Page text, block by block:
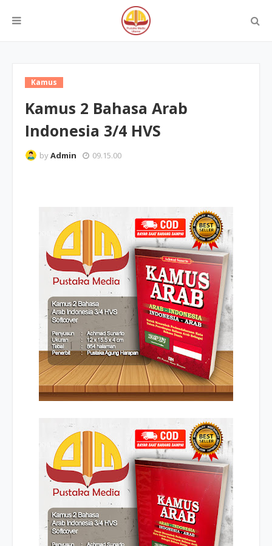
Kamus
Kamus 2 Bahasa Arab
Indonesia 3/4 HVS
byAdmin 09.15.00